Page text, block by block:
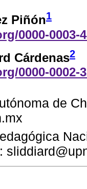
Piñón1
0000-0003-
Cárdenas2
0000-0002-
de